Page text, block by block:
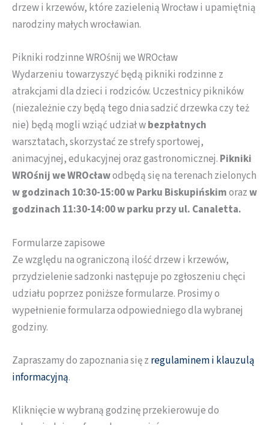
drzew i krzewów, które zazielenią Wrocław i upamiętnią
narodziny małych wrocławian.
Pikniki rodzinne WROśnij we WROcław
Wydarzeniu towarzyszyć będą pikniki rodzinne z
atrakcjami dla dzieci i rodziców. Uczestnicy pikników
(niezależnie czy będą tego dnia sadzić drzewka czy też
nie) będą mogli wziąć udział wbezpłatnych
warsztatach, skorzystać ze strefy sportowej,
animacyjnej, edukacyjnej oraz gastronomicznej. Pikniki
WROśnij we WROcławodbędą się na terenach zielonych
w godzinach 10:30-15:00 w Parku Biskupińskimorazw
godzinach 11:30-14:00 w parku przy ul. Canaletta.
Formularze zapisowe
Ze względu na ograniczoną ilość drzew i krzewów,
przydzielenie sadzonki następuje po zgłoszeniu chęci
udziału poprzez poniższe formularze. Prosimy o
wypełnienie formularza odpowiedniego dla wybranej
godziny.
Zapraszamy do zapoznania się z regulaminem i klauzulą
informacyjną.
Kliknięcie w wybraną godzinę przekierowuje do